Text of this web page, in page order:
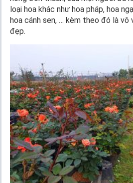
loại hoa khác như hoa pháp, hoa
hoa cánh sen, … kèm theo đó là vô
đẹp.